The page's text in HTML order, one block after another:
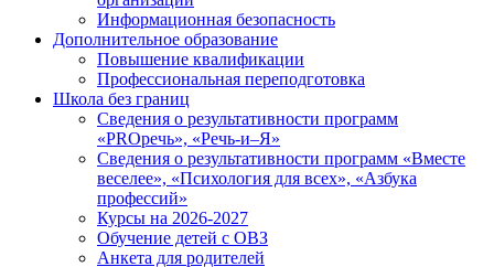
Информационная безопасность
Дополнительное образование
Повышение квалификации
Профессиональная переподготовка
Школа без границ
Сведения о результативности программ
«PROречь», «Речь-и–Я»
Сведения о результативности программ «Вместе
веселее», «Психология для всех», «Азбука
профессий»
Курсы на 2026-2027
Обучение детей с ОВЗ
Анкета для родителей